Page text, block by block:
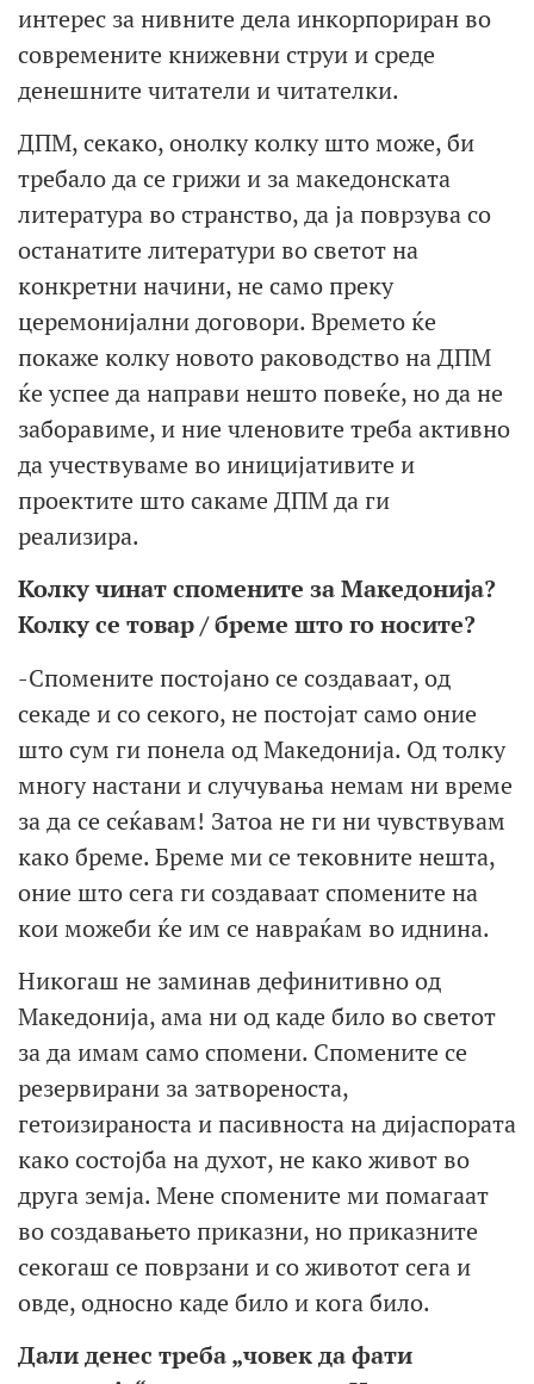
интерес за нивните дела инкорпориран во
современите книжевни струи и среде
денешните читатели и читателки.
ДПМ, секако, онолку колку што може, би
требало да се грижи и за македонската
литература во странство, да ја поврзува со
останатите литератури во светот на
конкретни начини, не само преку
церемонијални договори. Времето ќе
покаже колку новото раководство на ДПМ
ќе успее да направи нешто повеќе, но да не
заборавиме, и ние членовите треба активно
да учествуваме во иницијативите и
проектите што сакаме ДПМ да ги
реализира.
Колку чинат спомените за Македонија?
Колку се товар / бреме што го носите?
-Спомените постојано се создаваат, од
секаде и со секого, не постојат само оние
што сум ги понела од Македонија. Од толку
многу настани и случувања немам ни време
за да се сеќавам! Затоа не ги ни чувствувам
како бреме. Бреме ми се тековните нешта,
оние што сега ги создаваат спомените на
кои можеби ќе им се навраќам во иднина.
Никогаш не заминав дефинитивно од
Македонија, ама ни од каде било во светот
за да имам само спомени. Спомените се
резервирани за затвореноста,
гетоизираноста и пасивноста на дијаспората
како состојба на духот, не како живот во
друга земја. Мене спомените ми помагаат
во создавањето приказни, но приказните
секогаш се поврзани и со животот сега и
овде, односно каде било и кога било.
Дали денес треба „човек да фати